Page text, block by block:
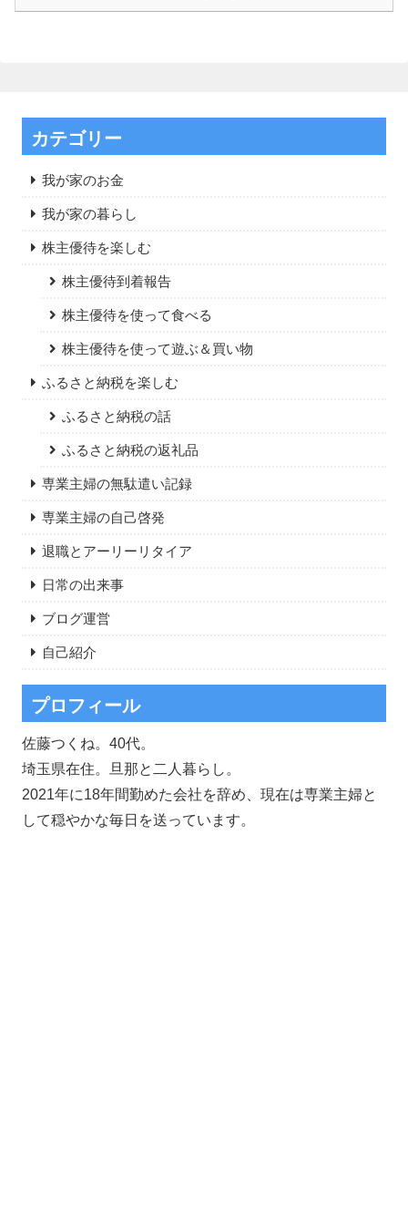
カテゴリー
我が家のお金
我が家の暮らし
株主優待を楽しむ
株主優待到着報告
株主優待を使って食べる
株主優待を使って遊ぶ＆買い物
ふるさと納税を楽しむ
ふるさと納税の話
ふるさと納税の返礼品
専業主婦の無駄遣い記録
専業主婦の自己啓発
退職とアーリーリタイア
日常の出来事
ブログ運営
自己紹介
プロフィール
佐藤つくね。40代。
埼玉県在住。旦那と二人暮らし。
2021年に18年間勤めた会社を辞め、現在は専業主婦と
して穏やかな毎日を送っています。